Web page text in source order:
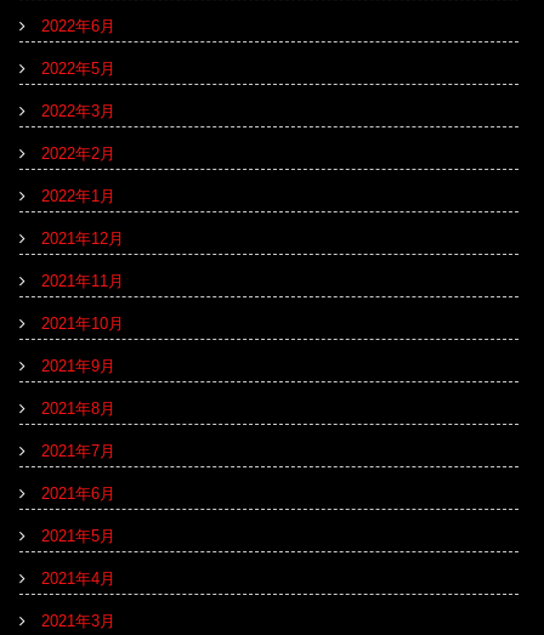
2022年6月
2022年5月
2022年3月
2022年2月
2022年1月
2021年12月
2021年11月
2021年10月
2021年9月
2021年8月
2021年7月
2021年6月
2021年5月
2021年4月
2021年3月